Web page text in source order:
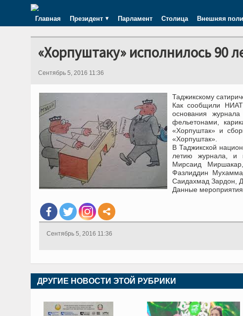
Главная Президент Парламент Столица Внешняя
«Хорпуштаку» исполнилось 90
Сентябрь 5, 2016 11:36
Таджикскому
Как сообщили
основания
фельетонами,
«Хорпуштак» и
«Хорпуштак».
В Таджикской
летию журнала, и
Мирсаид
Фазлиддин
Саидахмад Зардон,
Данные мероприятия
Сентябрь 5, 2016 11:36
ДРУГИЕ НОВОСТИ ЭТОЙ РУБРИКИ